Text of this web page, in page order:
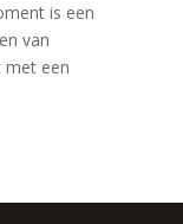
is een
van
met een